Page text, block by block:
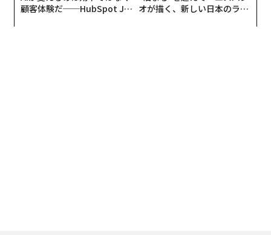
顧客体験だ──HubSpot Ja
オが描く、新しい日本のラグ